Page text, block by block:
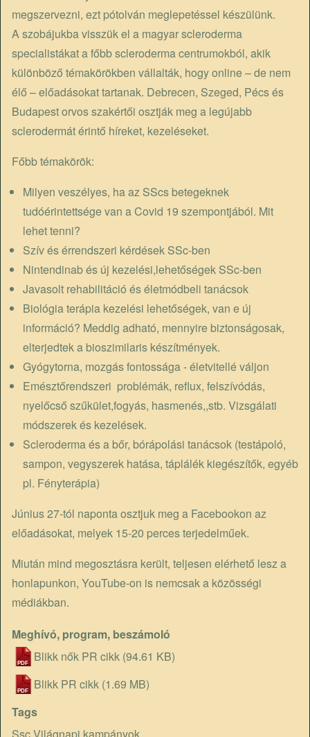
megszervezni, ezt pótolván meglepetéssel készülünk.
A szobájukba visszük el a magyar scleroderma
specialistákat a főbb scleroderma centrumokból, akik
különböző témakörökben vállalták, hogy online – de nem
élő – előadásokat tartanak. Debrecen, Szeged, Pécs és
Budapest orvos szakértői osztják meg a legújabb
sclerodermát érintő híreket, kezeléseket.
Főbb témakörök:
Milyen veszélyes, ha az SScs betegeknek
tudóérintettsége van a Covid 19 szempontjából. Mit
lehet tenni?
Szív és érrendszeri kérdések SSc-ben
Nintendinab és új kezelési,lehetőségek SSc-ben
Javasolt rehabilitáció és életmódbeli tanácsok
Biológia terápia kezelési lehetőségek, van e új
információ? Meddig adható, mennyire biztonságosak,
elterjedtek a bioszimilaris készítmények.
Gyógytorna, mozgás fontossága - életvitellé váljon
Emésztőrendszeri problémák, reflux, felszívódás,
nyelőcső szűkület,fogyás, hasmenés,,stb. Vizsgálati
módszerek és kezelések.
Scleroderma és a bőr, bórápolási tanácsok (testápoló,
sampon, vegyszerek hatása, táplálék kiegészítők, egyéb
pl. Fényterápia)
Június 27-tól naponta osztjuk meg a Facebookon az
előadásokat, melyek 15-20 perces terjedelműek.
Miután mind megosztásra került, teljesen elérhető lesz a
honlapunkon, YouTube-on is nemcsak a közösségi
médiákban.
Meghívó, program, beszámoló
Blikk nők PR cikk (94.61 KB)
Blikk PR cikk (1.69 MB)
Tags